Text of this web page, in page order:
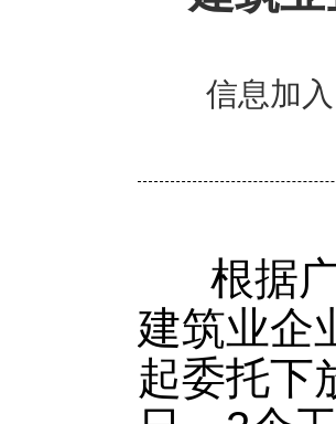
信息加
根据广
建筑业企
起委托下